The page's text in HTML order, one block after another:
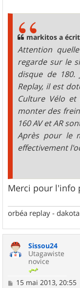
markitos a
Attention
regarde sur le
disque de
Replay, il est
Culture Vélo
monter des
160 AV et AR
Après pour le
effectivement
Merci pour l'info
orbéa replay -
Sissou24
Utagawiste
novice
M15 mai 2013, 20:55